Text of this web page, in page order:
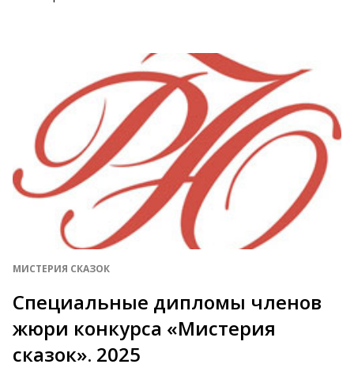
МИСТЕРИЯ СКАЗОК
Специальные дипломы членов
жюри конкурса «Мистерия
сказок». 2025